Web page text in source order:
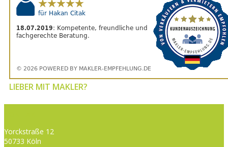
LIEBER MIT MAKLER?
Yorckstraße 12
50733 Köln